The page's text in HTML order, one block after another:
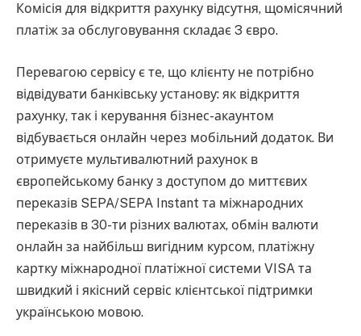
Комісія для відкриття рахунку відсутня, щомісячний
платіж за обслуговування складає 3 євро.
Перевагою сервісу є те, що клієнту не потрібно
відвідувати банківську установу: як відкриття
рахунку, так і керування бізнес-акаунтом
відбувається онлайн через мобільний додаток. Ви
отримуєте мультивалютний рахунок в
європейському банку з доступом до миттєвих
переказів SEPA/SEPA Instant та міжнародних
переказів в 30-ти різних валютах, обмін валюти
онлайн за найбільш вигідним курсом, платіжну
картку міжнародної платіжної системи VISA та
швидкий і якісний сервіс клієнтської підтримки
українською мовою.